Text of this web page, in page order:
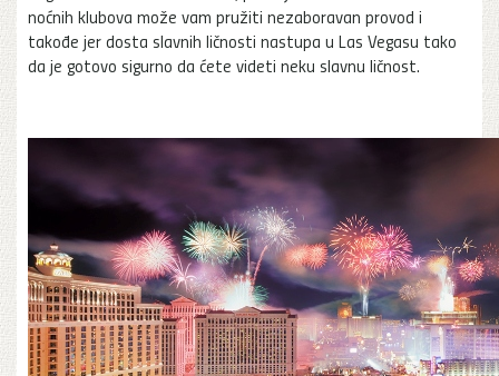
noćnih klubova može vam pružiti nezaboravan provod i
takođe jer dosta slavnih ličnosti nastupa u Las Vegasu tako
da je gotovo sigurno da ćete videti neku slavnu ličnost.